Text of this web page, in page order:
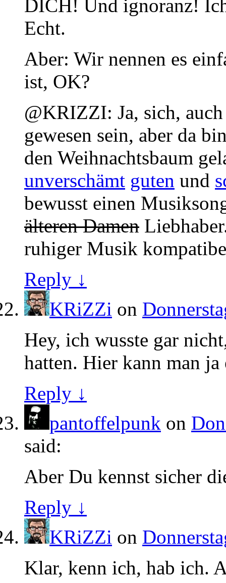
DICH! Und ignoranz!
Echt.
Aber: Wir nennen es
ist, OK?
@KRIZZI: Ja, sich,
gewesen sein, aber da
den Weihnachtsbaum
unverschämt guten und
bewusst einen
älteren Damen
ruhiger Musik
Reply ↓
KRiZZi on
Hey, ich wusste gar
hatten. Hier kann man
Reply ↓
pantoffelpunk on
said:
Aber Du kennst sicher
Reply ↓
KRiZZi on
Klar, kenn ich, hab ich.